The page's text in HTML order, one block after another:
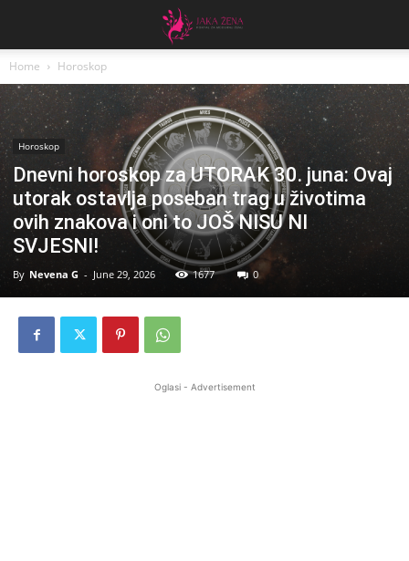
Home Horoskop
Horoskop
Dnevni horoskop za UTORAK 30. juna: Ovaj
utorak ostavlja poseban trag u životima
ovih znakova i oni to JOŠ NISU NI
SVJESNI!
By Nevena G - June 29, 2026 1677 0
Oglasi - Advertisement